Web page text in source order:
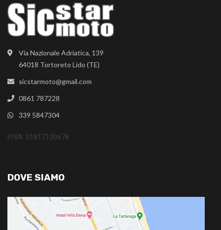
Via Nazionale Adriatica, 139
64018 Tortoreto Lido (TE)
sicstarmoto@gmail.com
0861 787228
339 5847304
P.IVA: 01817100678
DOVE SIAMO